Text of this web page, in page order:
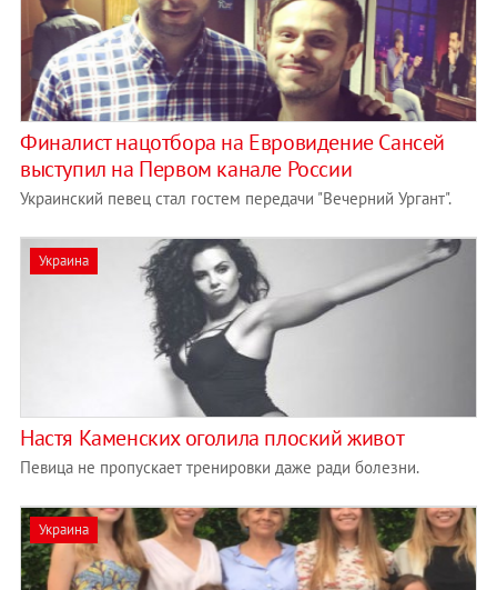
Финалист нацотбора на Евровидение Сансей
выступил на Первом канале России
Украинский певец стал гостем передачи "Вечерний Ургант".
Украина
Настя Каменских оголила плоский живот
Певица не пропускает тренировки даже ради болезни.
Украина